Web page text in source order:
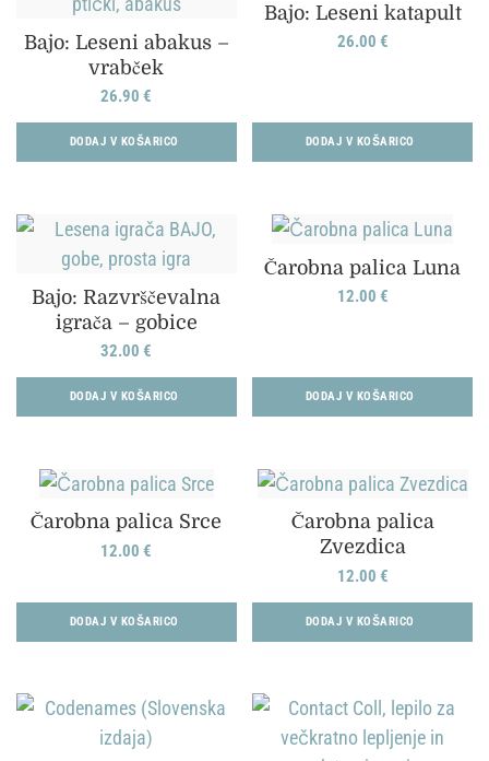
Bajo: Leseni abakus –
vrabček
26.90€
DODAJ V KOŠARICO
Bajo: Leseni katapult
26.00 €
DODAJ V KOŠARICO
Bajo: Razvrščevalna
igrača – gobice
32.00€
DODAJ V KOŠARICO
Čarobna palica Luna
12.00 €
DODAJ V KOŠARICO
Čarobna palica Srce
12.00€
DODAJ V KOŠARICO
Čarobna palica
Zvezdica
12.00 €
DODAJ V KOŠARICO